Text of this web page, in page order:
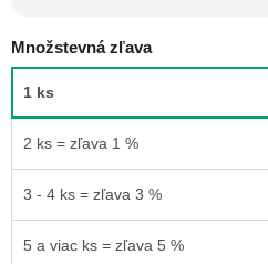
Množstevná zľava
1 ks
2 ks = zľava 1 %
3 - 4 ks = zľava 3 %
5 a viac ks = zľava 5 %